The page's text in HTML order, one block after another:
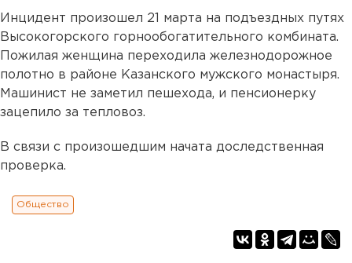
Инцидент произошел 21 марта на подъездных путях
Высокогорского горнообогатительного комбината.
Пожилая женщина переходила железнодорожное
полотно в районе Казанского мужского монастыря.
Машинист не заметил пешехода, и пенсионерку
зацепило за тепловоз.
В связи с произошедшим начата доследственная
проверка.
Общество